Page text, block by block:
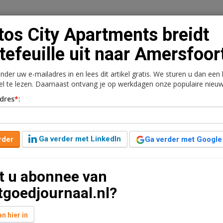
Vacaturebank Contact Abonnementen
breidt portefeuille uit
aangepast 1 minuut leestijd
het kantoorgebouw ‘Willemshave’ in Amersfoort
City Apartments breidt
uit naar
uw e-mailadres in en lees dit artikel gratis. We sturen u dan een
te lezen. Daarnaast ontvang je op werkdagen onze populaire
*:
Ga verder met LinkedIn Ga verder met Google
u abonnee van
hier in